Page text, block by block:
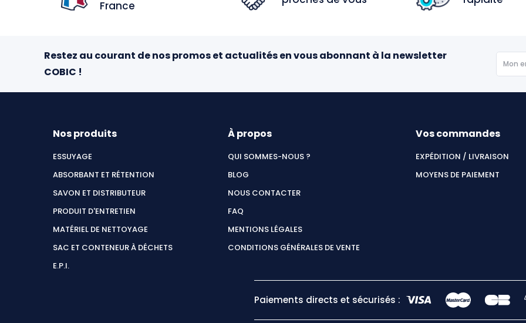
France
Restez au courant de nos promos et actualités en vous abonnant à la newsletter
COBIC !
Nos produits
ESSUYAGE
ABSORBANT ET RÉTENTION
SAVON ET DISTRIBUTEUR
PRODUIT D'ENTRETIEN
MATÉRIEL DE NETTOYAGE
SAC ET CONTENEUR À DÉCHETS
E.P.I.
À propos
QUI SOMMES-NOUS ?
BLOG
NOUS CONTACTER
FAQ
MENTIONS LÉGALES
CONDITIONS GÉNÉRALES DE VENTE
Vos commandes
EXPÉDITION / LIVRAISON
MOYENS DE PAIEMENT
Paiements directs et sécurisés :